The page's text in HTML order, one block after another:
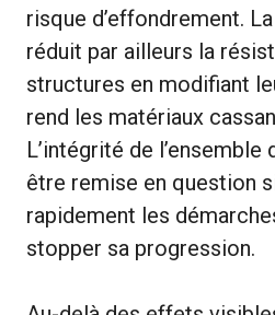
risque d’effondrement.
réduit par ailleurs la
structures en modifiant
rend les matériaux
L’intégrité de
être remise en question
rapidement les
stopper sa progression.